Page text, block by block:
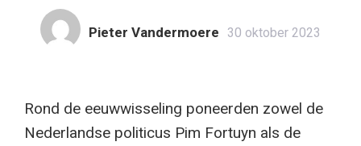
Pieter Vandermoere 30 oktober 2023
Rond de eeuwwisseling poneerden zowel de
Nederlandse politicus Pim Fortuyn als de